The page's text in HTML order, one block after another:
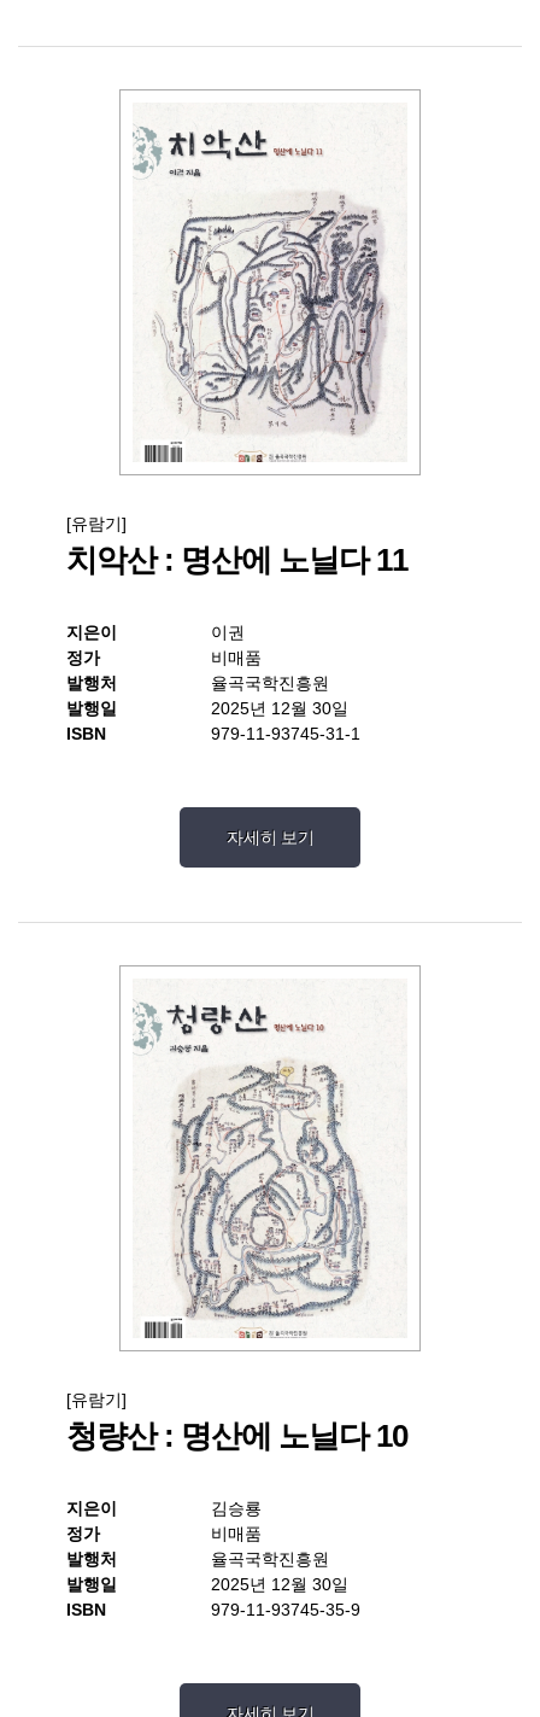
[유람기]
치악산 : 명산에 노닐다 11
지은이
이권
정가
비매품
발행처
율곡국학진흥원
발행일
2025년 12월 30일
ISBN
979-11-93745-31-1
자세히 보기
[유람기]
청량산 : 명산에 노닐다 10
지은이
김승룡
정가
비매품
발행처
율곡국학진흥원
발행일
2025년 12월 30일
ISBN
979-11-93745-35-9
자세히 보기